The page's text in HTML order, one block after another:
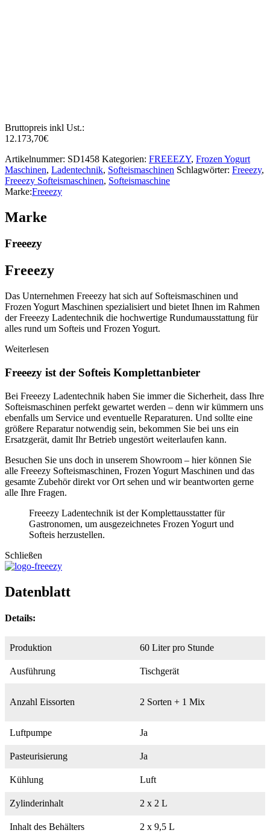
Bruttopreis inkl Ust.:
12.173,70€
Artikelnummer: SD1458 Kategorien: FREEEZY, Frozen Yogurt
Maschinen, Ladentechnik, Softeismaschinen Schlagwörter: Freeezy,
Freeezy Softeismaschinen, Softeismaschine
Marke:Freeezy
Marke
Freeezy
Freeezy
Das Unternehmen Freeezy hat sich auf Softeismaschinen und
Frozen Yogurt Maschinen spezialisiert und bietet Ihnen im Rahmen
der Freeezy Ladentechnik die hochwertige Rundumausstattung für
alles rund um Softeis und Frozen Yogurt.
Weiterlesen
Freeezy ist der Softeis Komplettanbieter
Bei Freeezy Ladentechnik haben Sie immer die Sicherheit, dass Ihre
Softeismaschinen perfekt gewartet werden – denn wir kümmern uns
ebenfalls um Service und eventuelle Reparaturen. Und sollte eine
größere Reparatur notwendig sein, bekommen Sie bei uns ein
Ersatzgerät, damit Ihr Betrieb ungestört weiterlaufen kann.
Besuchen Sie uns doch in unserem Showroom – hier können Sie
alle Freeezy Softeismaschinen, Frozen Yogurt Maschinen und das
gesamte Zubehör direkt vor Ort sehen und wir beantworten gerne
alle Ihre Fragen.
Freeezy Ladentechnik ist der Komplettausstatter für
Gastronomen, um ausgezeichnetes Frozen Yogurt und
Softeis herzustellen.
Schließen
Datenblatt
Details:
Produktion 60 Liter pro Stunde
Ausführung Tischgerät
Anzahl Eissorten 2 Sorten + 1 Mix
Luftpumpe Ja
Pasteurisierung Ja
Kühlung Luft
Zylinderinhalt 2 x 2 L
Inhalt des Behälters 2 x 9,5 L